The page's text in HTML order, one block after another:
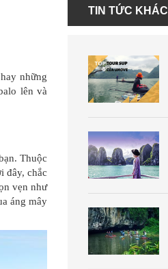
những
lên và
Thuộc
đây, chắc
vẹn như
áng mây
TIN TỨC KHÁC